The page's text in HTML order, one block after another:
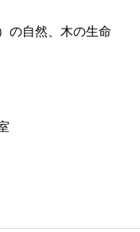
の自然、木の生命